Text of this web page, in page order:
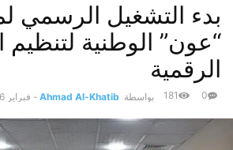
بدء التشغيل الرسمي
“عون” الوطنية لتنظيم
الرقمية
بواسطة Ahmad Al-Khatib
- فبراير 26, 2026 0
181